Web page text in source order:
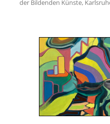
der Bildenden Künste,